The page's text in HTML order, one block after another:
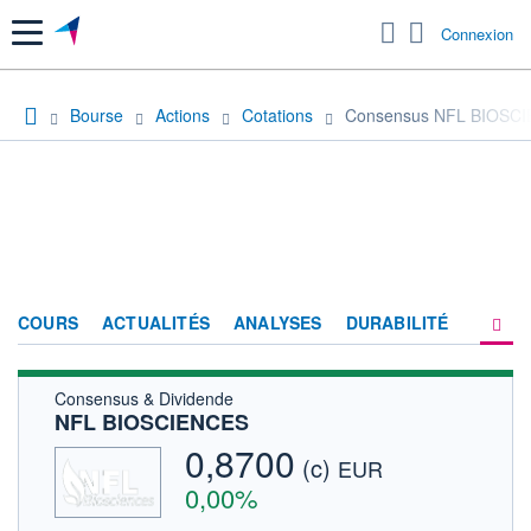
Menu Connexion
Bourse Actions Cotations Consensus NFL
COURS ACTUALITÉS ANALYSES DURABILITÉ
FORUM
Consensus & Dividende
NFL BIOSCIENCES
0,8700 (c) EUR
0,00%